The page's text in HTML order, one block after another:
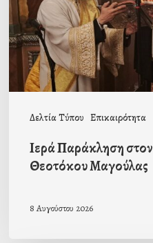
Δελτία Τύπου Επικαιρότητα
της
Θεοτόκου
Μαγούλας
Ιερά Παράκληση
Θεοτόκου Μαγούλας
8 Αυγούστου 2026